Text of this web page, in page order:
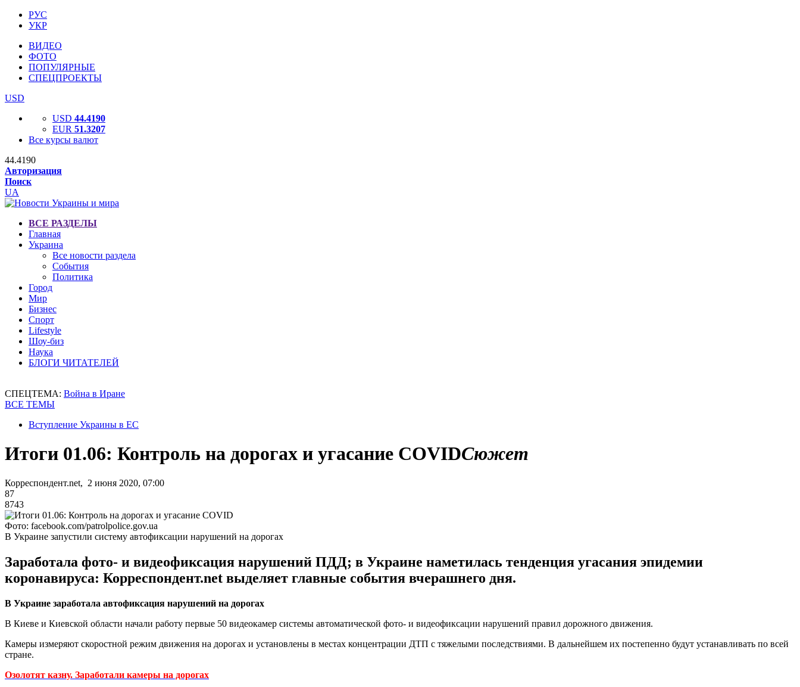
РУС
УКР
ВИДЕО
ФОТО
ПОПУЛЯРНЫЕ
СПЕЦПРОЕКТЫ
USD
USD 44.4190
EUR 51.3207
Все курсы валют
44.4190
Авторизация
Поиск
UA
ВСЕ РАЗДЕЛЫ
Главная
Украина
Все новости раздела
События
Политика
Город
Мир
Бизнес
Спорт
Lifestyle
Шоу-биз
Наука
БЛОГИ ЧИТАТЕЛЕЙ
СПЕЦТЕМА: Война в Иране
ВСЕ ТЕМЫ
Вступление Украины в ЕС
Итоги 01.06: Контроль на дорогах и угасание COVIDСюжет
Корреспондент.net, 2 июня 2020, 07:00
87
8743
Фото: facebook.com/patrolpolice.gov.ua
В Украине запустили систему автофиксации нарушений на дорогах
Заработала фото- и видеофиксация нарушений ПДД; в Украине наметилась тенденция угасания эпидемии
коронавируса: Корреспондент.net выделяет главные события вчерашнего дня.
В Украине заработала автофиксация нарушений на дорогах
В Киеве и Киевской области начали работу первые 50 видеокамер системы автоматической фото- и видеофиксации нарушений правил дорожного движения.
Камеры измеряют скоростной режим движения на дорогах и установлены в местах концентрации ДТП с тяжелыми последствиями. В дальнейшем их постепенно будут устанавливать по всей
стране.
Озолотят казну. Заработали камеры на дорогах